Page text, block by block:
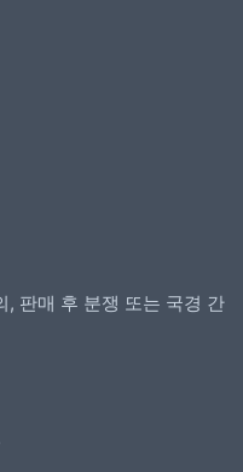
, 판매 후 분쟁 또는 국경 간